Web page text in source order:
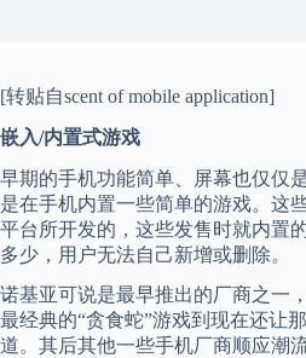
[转贴自scent of mobile application]
嵌入/内置式游戏
早期的手机功能简单、屏幕也仅仅
是在手机内置一些简单的游戏。这
平台所开发的，这些发售时就内置
多少，用户无法自己新增或删除。
诺基亚可说是最早推出的厂商之一
最经典的“贪食蛇”游戏到现在还让
道。其后其他一些手机厂商顺应潮